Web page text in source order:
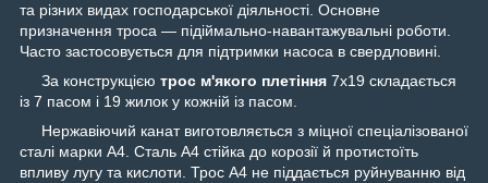
та різних видах господарської діяльності. Основне
призначення троса — підіймально-навантажувальні роботи.
Часто застосовується для підтримки насоса в свердловині.
За конструкцією трос м'якого плетіння 7х19 складається
із 7 пасом і 19 жилок у кожній із пасом.
Нержавіючий канат виготовляється з міцної спеціалізованої
сталі марки А4. Сталь А4 стійка до корозії й протистоїть
впливу лугу та кислоти. Трос А4 не піддається руйнуванню від